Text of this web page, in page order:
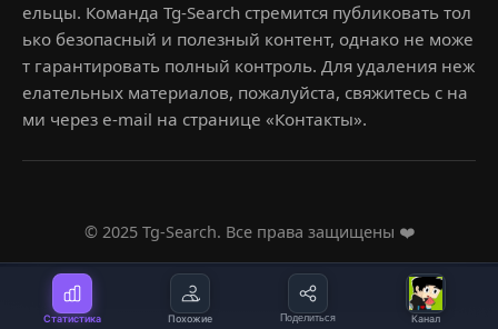
Статистика Похожие Поделиться Канал
ельцы. Команда Tg-Search стремится публиковать тол
ько безопасный и полезный контент, однако не може
т гарантировать полный контроль. Для удаления неж
елательных материалов, пожалуйста, свяжитесь с на
ми через e-mail на странице «Контакты».
© 2025 Tg-Search. Все права защищены ❤️